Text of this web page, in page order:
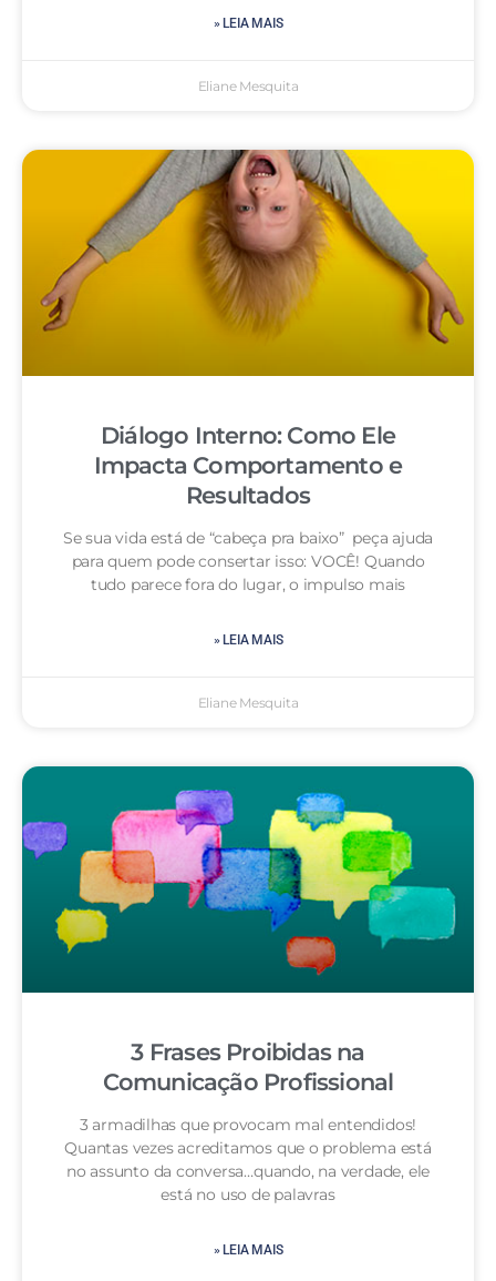
» LEIA MAIS
Eliane Mesquita
Diálogo Interno: Como Ele
Impacta Comportamento e
Resultados
Se sua vida está de “cabeça pra baixo” peça ajuda
para quem pode consertar isso: VOCÊ! Quando
tudo parece fora do lugar, o impulso mais
» LEIA MAIS
Eliane Mesquita
3 Frases Proibidas na
Comunicação Profissional
3 armadilhas que provocam mal entendidos!
Quantas vezes acreditamos que o problema está
no assunto da conversa…quando, na verdade, ele
está no uso de palavras
» LEIA MAIS